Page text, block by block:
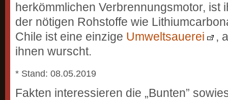
herkömmlichen Verbrennungsmotor, ist
der nötigen Rohstoffe wie
Chile ist eine einzige Umweltsauerei
,
ihnen wurscht.
* Stand: 08.05.2019
Fakten interessieren die „Bunten”